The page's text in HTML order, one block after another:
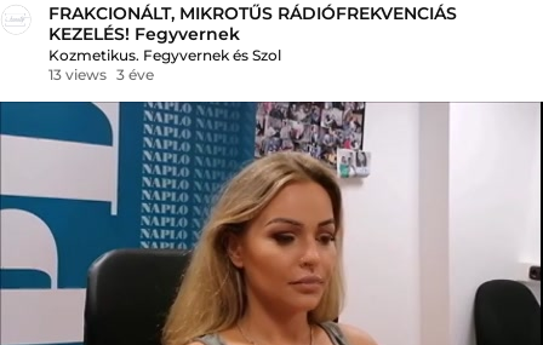
FRAKCIONÁLT, MIKROTŰS RÁDIÓFREKVENCIÁS
KEZELÉS! Fegyvernek
Kozmetikus. Fegyvernek és Szol
13 views 3 éve